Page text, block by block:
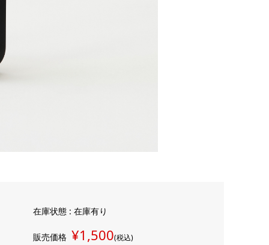
在庫状態 : 在庫有り
販売価格 ¥1,500(税込)